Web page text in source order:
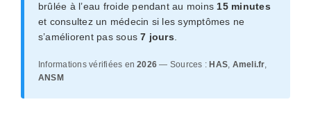
brûlée à l’eau froide pendant au moins 15 minutes
et consultez un médecin si les symptômes ne
s’améliorent pas sous7 jours
Informations vérifiées en2026 — Sources : HAS, Ameli.fr,
ANSM